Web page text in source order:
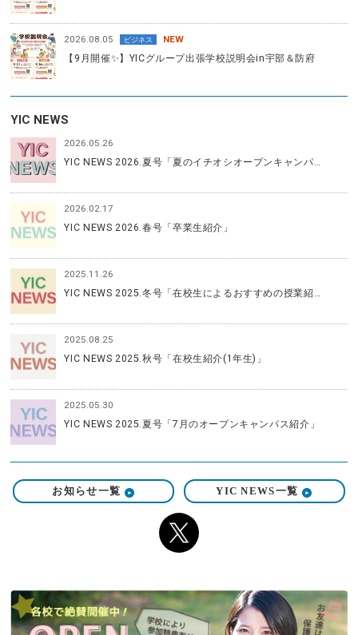
2026.08.05 ビジネス
NEW
【9月開催✨】YICグループ出張学校説明会in宇部＆防府
YIC NEWS
2026.05.26
YIC NEWS 2026.夏号「夏のイチオシオープンキャンパ…
2026.02.17
YIC NEWS 2026.春号「卒業生紹介」
2025.11.26
YIC NEWS 2025.冬号「在校生によるおすすめの授業紹…
2025.08.25
YIC NEWS 2025.秋号「在校生紹介(1年生)」
2025.05.30
YIC NEWS 2025.夏号「7月のオープンキャンパス紹介」
お知らせ一覧 YIC NEWS一覧